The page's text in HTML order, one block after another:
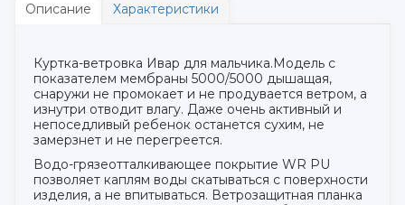
Описание Характеристики
Куртка-ветровка Ивар для мальчика.Модель с
показателем мембраны 5000/5000 дышащая,
снаружи не промокает и не продувается ветром, а
изнутри отводит влагу. Даже очень активный и
непоседливый ребенок останется сухим, не
замерзнет и не перегреется.
Водо-грязеотталкивающее покрытие WR PU
позволяет каплям воды скатываться с поверхности
изделия, а не впитываться. Ветрозащитная планка